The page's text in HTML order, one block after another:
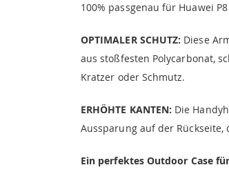
100% passgenau für Huawei
OPTIMALER SCHUTZ: Diese
aus stoßfesten Polycarbonat,
Kratzer oder Schmutz.
ERHÖHTE KANTEN: Die
Aussparung auf der
Ein perfektes Outdoor Case